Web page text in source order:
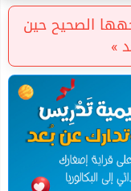
الصحيح حين
»